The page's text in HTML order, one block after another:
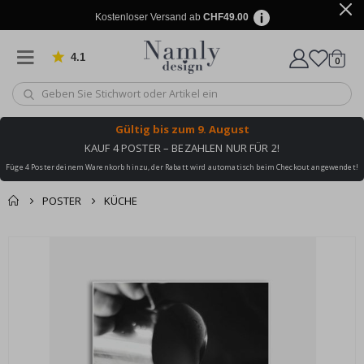
Kostenloser Versand ab CHF49.00
4.1 von 1030 Bewertungen
Wagen
0
Gültig bis zum 9. August
KAUF 4 POSTER – BEZAHLEN NUR FÜR 2!
Füge 4 Poster deinem Warenkorb hinzu, der Rabatt wird automatisch beim Checkout angewendet!
POSTER KÜCHE